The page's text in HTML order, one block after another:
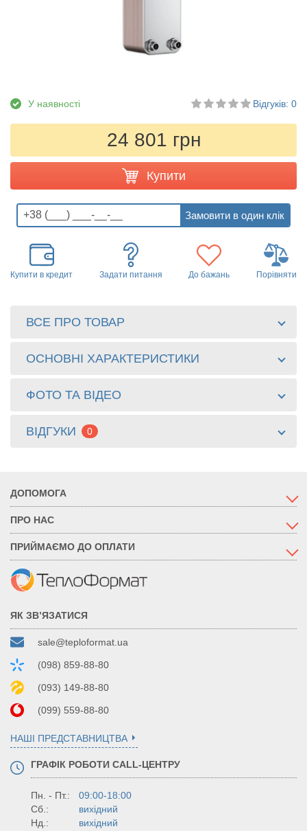
У наявності Відгуків: 0
24 801 грн
Купити
Купити в кредит Задати питання До бажань Порівняти
ВСЕ ПРО ТОВАР
ОСНОВНІ ХАРАКТЕРИСТИКИ
ФОТО ТА ВІДЕО
ВІДГУКИ 0
ДОПОМОГА
ПРО НАС
ПРИЙМАЄМО ДО ОПЛАТИ
ЯК ЗВ’ЯЗАТИСЯ
sale@teploformat.ua
(098) 859-88-80
(093) 149-88-80
(099) 559-88-80
НАШІ ПРЕДСТАВНИЦТВА
ГРАФІК РОБОТИ CALL-ЦЕНТРУ
Пн. - Пт.:
09:00-18:00
Сб.:
вихідний
Нд.:
вихідний